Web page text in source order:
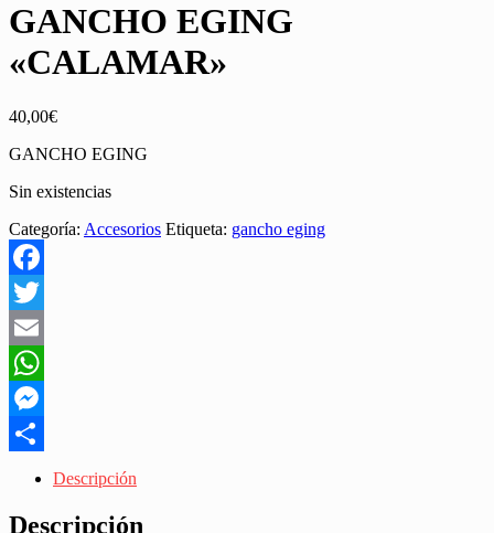
GANCHO EGING
«CALAMAR»
40,00€
GANCHO EGING
Sin existencias
Categoría: Accesorios Etiqueta: gancho eging
Facebook
Twitter
Email
WhatsApp
Messenger
Descripción
Descripción